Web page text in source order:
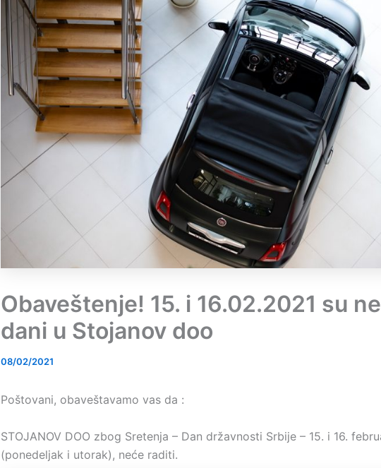
Obaveštenje! 15. i 16.02.2021 su
dani u Stojanov doo
08/02/2021
Poštovani, obaveštavamo vas da :
STOJANOV DOO zbog Sretenja – Dan državnosti Srbije – 15. i 16.
(ponedeljak i utorak), neće raditi.